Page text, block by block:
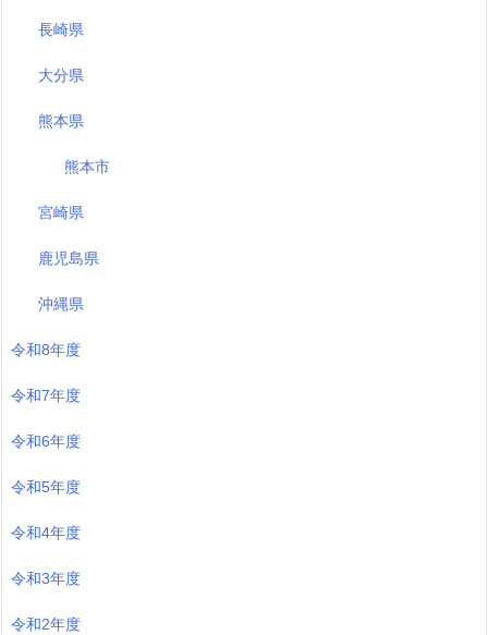
長崎県
大分県
熊本県
熊本市
宮崎県
鹿児島県
沖縄県
令和8年度
令和7年度
令和6年度
令和5年度
令和4年度
令和3年度
令和2年度